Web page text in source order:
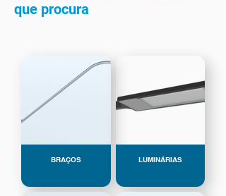
que procura
BRAÇOS LUMINÁRIAS